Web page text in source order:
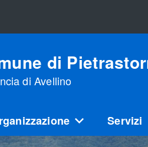
di
di Avellino
Servizi